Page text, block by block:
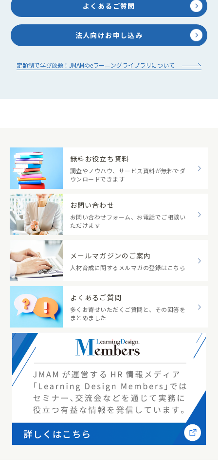
よくあるご質問
法人向けお申し込み
定額制で学び放題！JMAMのeラーニングライブラリについて
無料お役立ち資料
調査やノウハウ、サービス資料が無料でダ
ウンロードできます
お問い合わせ
お問い合わせフォーム、お電話でご相談い
ただけます
メールマガジンのご案内
人材育成に関するメルマガの登録はこちら
よくあるご質問
多くお寄せいただくご質問と、その回答を
まとめました